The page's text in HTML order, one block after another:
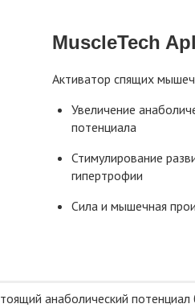
MuscleTech
Активатор спящих
Увеличение
потенциала
Стимулирование
гипертрофии
Сила и мышечная
анаболический потенциал